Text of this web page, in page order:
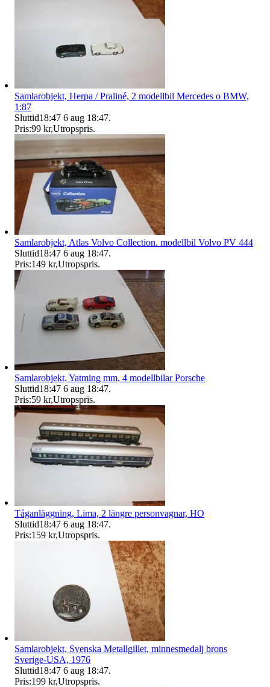
Samlarobjekt, Herpa / Praliné, 2 modellbil Mercedes o BMW,
1:87
Sluttid18:47 6 aug 18:47.
Pris:99 kr,Utropspris.
Samlarobjekt, Atlas Volvo Collection. modellbil Volvo PV 444
Sluttid18:47 6 aug 18:47.
Pris:149 kr,Utropspris.
Samlarobjekt, Yatming mm, 4 modellbilar Porsche
Sluttid18:47 6 aug 18:47.
Pris:59 kr,Utropspris.
Tåganläggning, Lima, 2 längre personvagnar, HO
Sluttid18:47 6 aug 18:47.
Pris:159 kr,Utropspris.
Samlarobjekt, Svenska Metallgillet, minnesmedalj brons
Sverige-USA, 1976
Sluttid18:47 6 aug 18:47.
Pris:199 kr,Utropspris.